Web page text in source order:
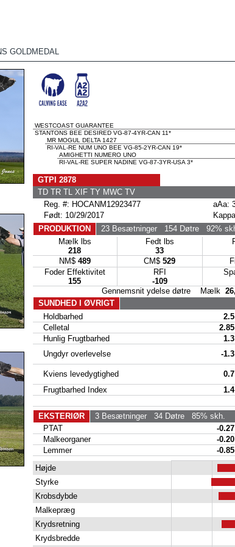
GOLDMEDAL
WESTCOAST GUARANTEE
STANTONS BEE DESIRED VG-87-4YR-CAN 11*
MR MOGUL DELTA 1427
RI-VAL-RE NUM UNO BEE VG-85-2YR-CAN 19*
AMIGHETTI NUMERO UNO
RI-VAL-RE SUPER NADINE VG-87-3YR-USA 3*
GTPI 2878
TD TR TL XIF TY MWC TV
Reg. #: HOCANM12923477
aAa:
Født: 10/29/2017
PRODUKTION
23 Besætninger154 Døtre92%
Mælk lbs
218
Fedt lbs
33
NM$ 489 CM$ 529
Foder Effektivitet
155
RFI
-109
Gennemsnit ydelse døtre Mælk
SUNDHED I ØVRIGT
Holdbarhed
2.5
Celletal
2.85
Hunlig Frugtbarhed
1.3
Ungdyr overlevelse
-1.3
Kviens levedygtighed
0.7
Frugtbarhed Index
1.4
EKSTERIØR
3 Besætninger34 Døtre85% skh.
PTAT
-0.27
Malkeorganer
-0.20
Lemmer
-0.85
Højde
Styrke
Krobsdybde
Malkepræg
Krydsretning
Krydsbredde